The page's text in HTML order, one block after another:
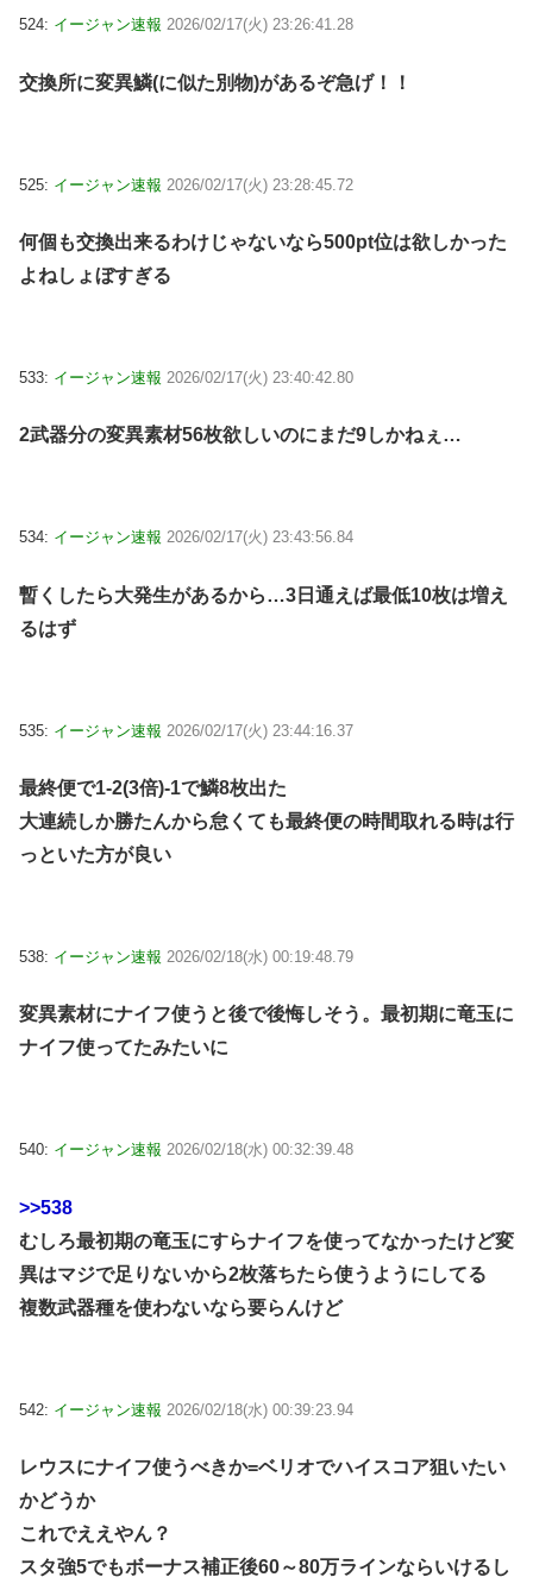
524: イージャン速報 2026/02/17(火) 23:26:41.28
交換所に変異鱗(に似た別物)があるぞ急げ！！
525: イージャン速報 2026/02/17(火) 23:28:45.72
何個も交換出来るわけじゃないなら500pt位は欲しかった
よねしょぼすぎる
533: イージャン速報 2026/02/17(火) 23:40:42.80
2武器分の変異素材56枚欲しいのにまだ9しかねぇ…
534: イージャン速報 2026/02/17(火) 23:43:56.84
暫くしたら大発生があるから…3日通えば最低10枚は増え
るはず
535: イージャン速報 2026/02/17(火) 23:44:16.37
最終便で1-2(3倍)-1で鱗8枚出た
大連続しか勝たんから怠くても最終便の時間取れる時は行
っといた方が良い
538: イージャン速報 2026/02/18(水) 00:19:48.79
変異素材にナイフ使うと後で後悔しそう。最初期に竜玉に
ナイフ使ってたみたいに
540: イージャン速報 2026/02/18(水) 00:32:39.48
>>538
むしろ最初期の竜玉にすらナイフを使ってなかったけど変
異はマジで足りないから2枚落ちたら使うようにしてる
複数武器種を使わないなら要らんけど
542: イージャン速報 2026/02/18(水) 00:39:23.94
レウスにナイフ使うべきか=ベリオでハイスコア狙いたい
かどうか
これでええやん？
スタ強5でもボーナス補正後60～80万ラインならいけるし